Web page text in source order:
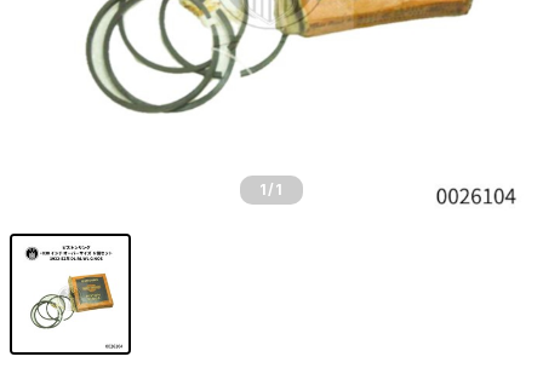
1 /1